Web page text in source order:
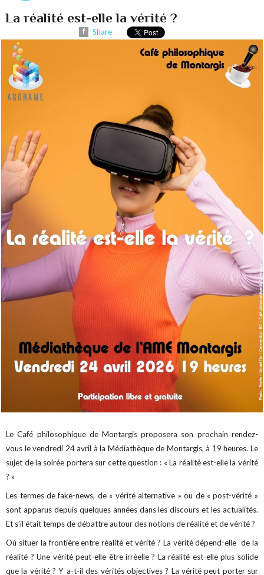
La réalité est-elle la vérité ?
Share
Le Café philosophique de Montargis proposera son prochain rendez-
vous le vendredi 24 avril à la Médiathèque de Montargis, à 19 heures. Le
sujet de la soirée portera sur cette question : « La réalité est-elle la vérité
? »
Les termes de fake-news, de « vérité alternative » ou de « post-vérité »
sont apparus depuis quelques années dans les discours et les actualités.
Et s’il était temps de débattre autour des notions de réalité et de vérité ?
Où situer la frontière entre réalité et vérité ? La vérité dépend-elle de la
réalité ? Une vérité peut-elle être irréelle ? La réalité est-elle plus solide
que la vérité ? Y a-t-il des vérités objectives ? La vérité peut porter sur